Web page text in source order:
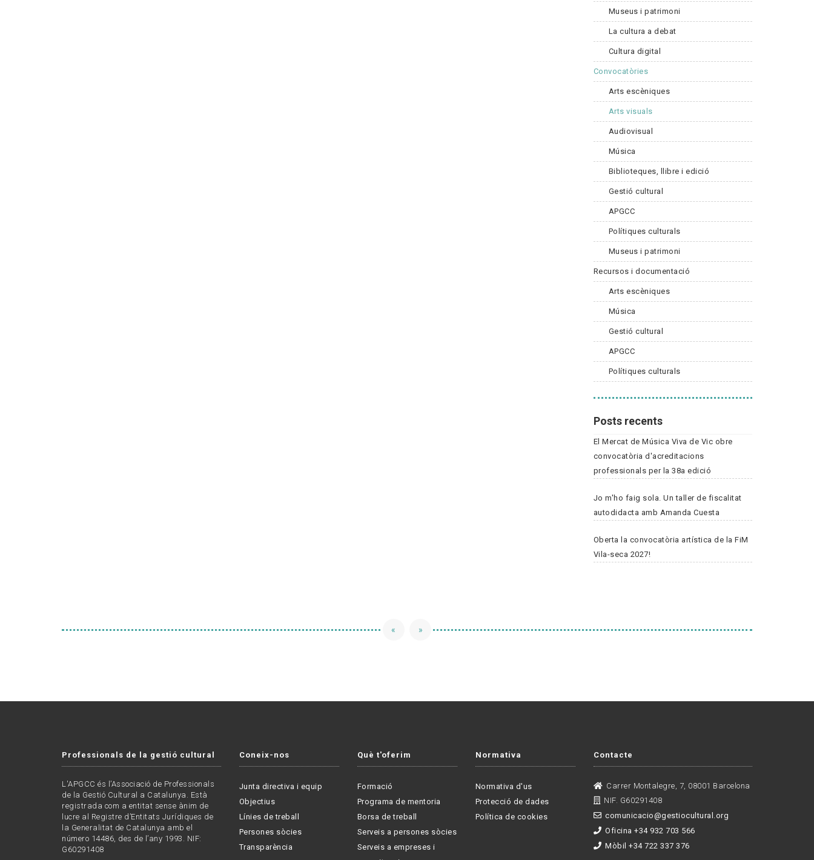
Museus i patrimoni
La cultura a debat
Cultura digital
Convocatòries
Arts escèniques
Arts visuals
Audiovisual
Música
Biblioteques, llibre i edició
Gestió cultural
APGCC
Polítiques culturals
Museus i patrimoni
Recursos i documentació
Arts escèniques
Música
Gestió cultural
APGCC
Polítiques culturals
Posts recents
El Mercat de Música Viva de Vic obre
convocatòria d'acreditacions
professionals per la 38a edició
Jo m'ho faig sola. Un taller de fiscalitat
autodidacta amb Amanda Cuesta
Oberta la convocatòria artística de la FiM
Vila-seca 2027!
« »
Professionals de la gestió cultural
L'APGCC és l’Associació de Professionals
de la Gestió Cultural a Catalunya. Està
registrada com a entitat sense ànim de
lucre al Registre d’Entitats Jurídiques de
la Generalitat de Catalunya amb el
número 14486, des de l’any 1993. NIF:
G60291408
Coneix-nos
Junta directiva i equip
Objectius
Línies de treball
Persones sòcies
Transparència
Què t'oferim
Formació
Programa de mentoria
Borsa de treball
Serveis a persones sòcies
Serveis a empreses i
Normativa
Normativa d'us
Protecció de dades
Política de cookies
Contacte
Carrer Montalegre, 7, 08001 Barcelona
NIF. G60291408
comunicacio@gestiocultural.org
Oficina +34 932 703 566
Mòbil +34 722 337 376